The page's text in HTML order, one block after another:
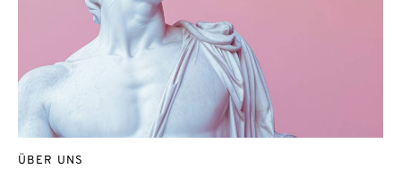
ÜBER UNS